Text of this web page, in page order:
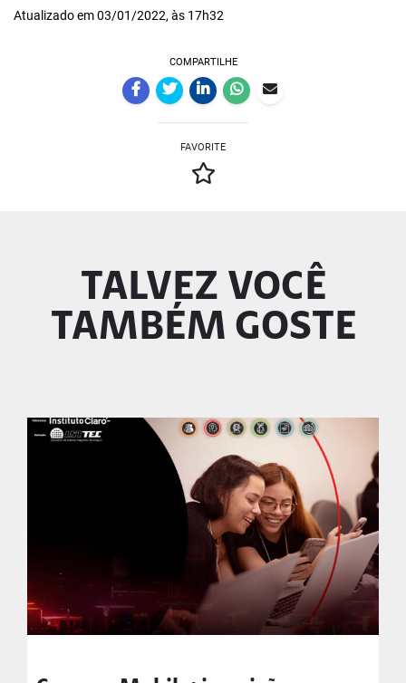
Atualizado em 03/01/2022, às 17h32
COMPARTILHE
FAVORITE
TALVEZ VOCÊ
TAMBÉM GOSTE